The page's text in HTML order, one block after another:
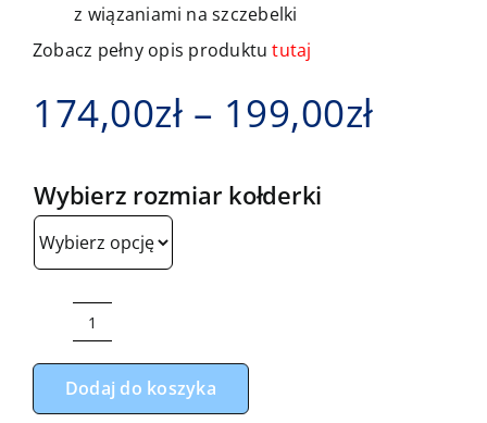
z wiązaniami na szczebelki
Zobacz pełny opis produktututaj
174,00zł – 199,00zł
Wybierz rozmiar kołderki
ilość
Zestaw
do
Dodaj do koszyka